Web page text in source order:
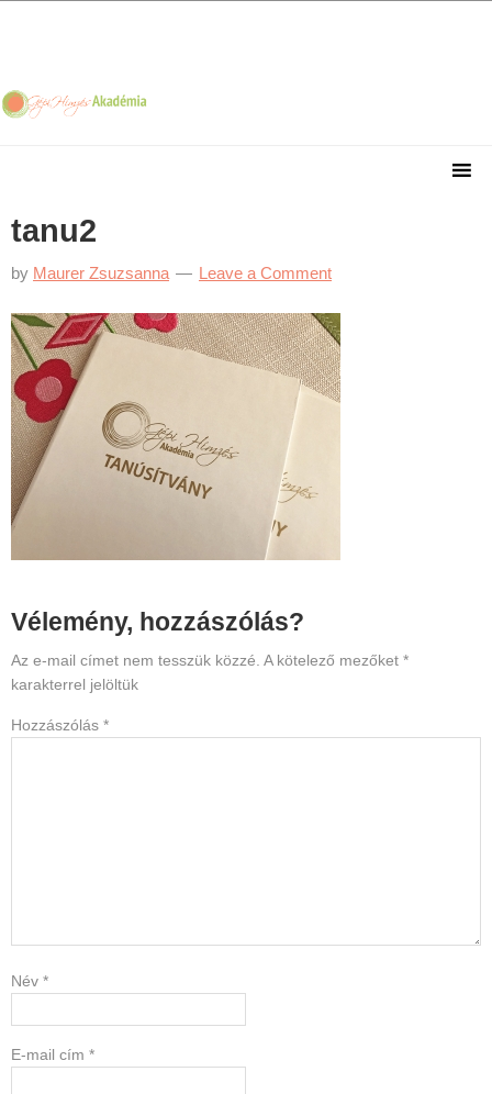
navigation
content
sidebar
tanu2
by Maurer Zsuzsanna Leave a Comment
Reader
Interactions
Vélemény, hozzászólás?
Az e-mail címet nem tesszük közzé. A kötelező mezőket *
karakterrel jelöltük
Hozzászólás *
Név *
E-mail cím *